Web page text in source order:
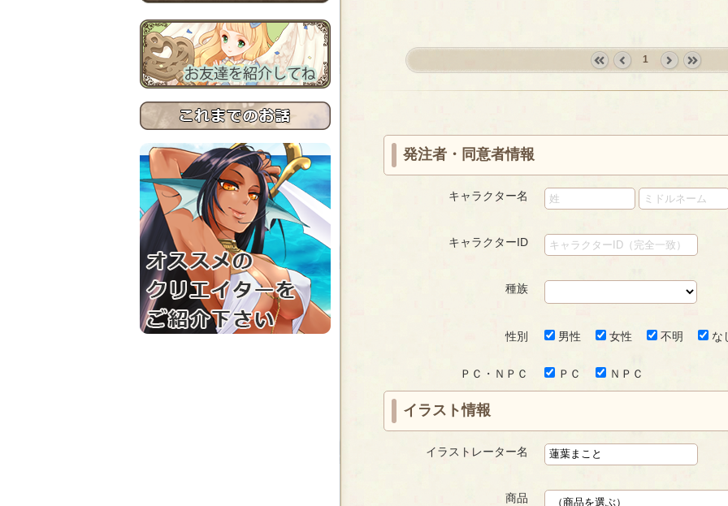
1
発注者・同意者情報
キャラクター名
キャラクターID
種族
性別 男性 女性 不明 な
ＰＣ・ＮＰＣ ＰＣ ＮＰＣ
イラスト情報
イラストレーター名
商品